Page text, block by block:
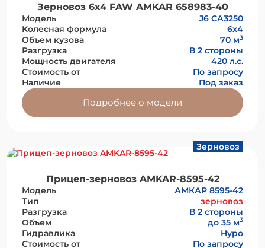
Зерновоз 6х4 FAW AMKAR 658983-40
Модель
J6 СА3250
Колесная формула
6x4
Объем кузова
70 м3
Разгрузка
В 2 стороны
Мощность двигателя
420 л.с.
Стоимость от
По запросу
Наличие
Под заказ
Подробнее о модели
Зерновоз
Прицеп-зерновоз AMKAR-8595-42
Модель
АМКАР 8595-42
Тип
зерновоз
Разгрузка
В 2 стороны
Объем
до 35 м3
Гидравлика
Hypo
Стоимость от
По запросу